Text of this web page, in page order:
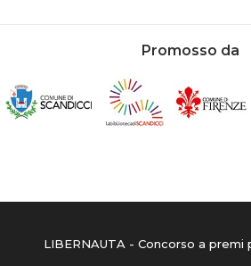
Promosso da
LIBERNAUTA - Concorso a